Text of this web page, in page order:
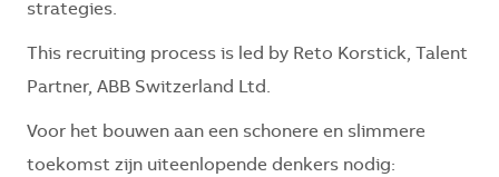
strategies.
This recruiting process is led by Reto Korstick, Talent
Partner, ABB Switzerland Ltd.
Voor het bouwen aan een schonere en slimmere
toekomst zijn uiteenlopende denkers nodig: